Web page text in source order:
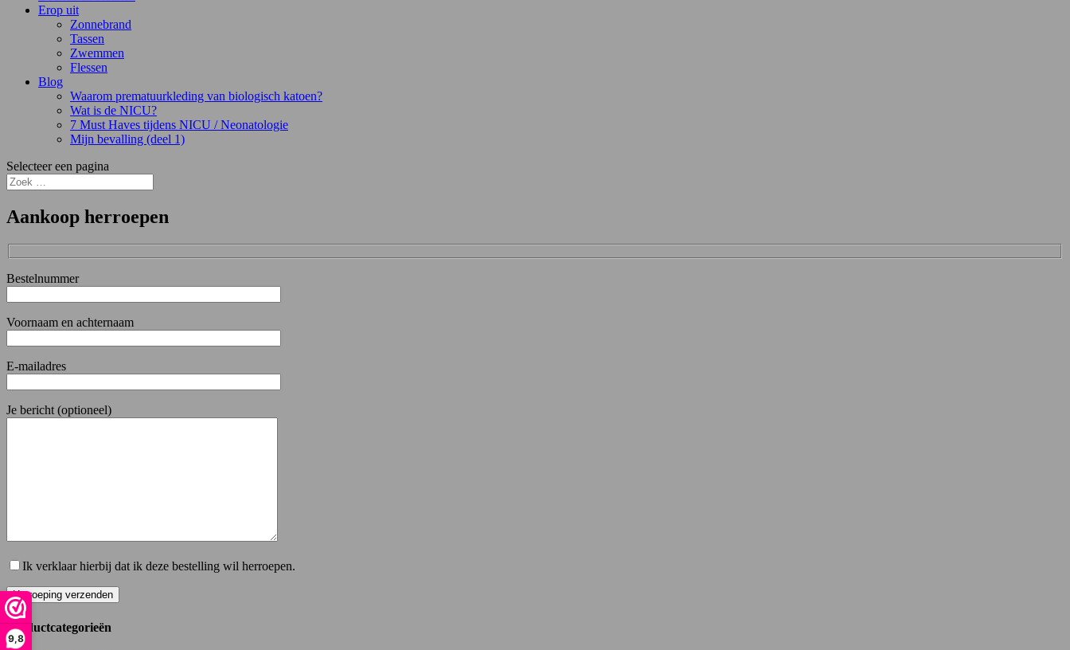
9,8
Erop uit
Zonnebrand
Tassen
Zwemmen
Flessen
Blog
Waarom prematuurkleding van biologisch katoen?
Wat is de NICU?
7 Must Haves tijdens NICU / Neonatologie
Mijn bevalling (deel 1)
Selecteer een pagina
Aankoop herroepen
Bestelnummer
Voornaam en achternaam
E-mailadres
Je bericht (optioneel)
Ik verklaar hierbij dat ik deze bestelling wil herroepen.
Productcategorieën